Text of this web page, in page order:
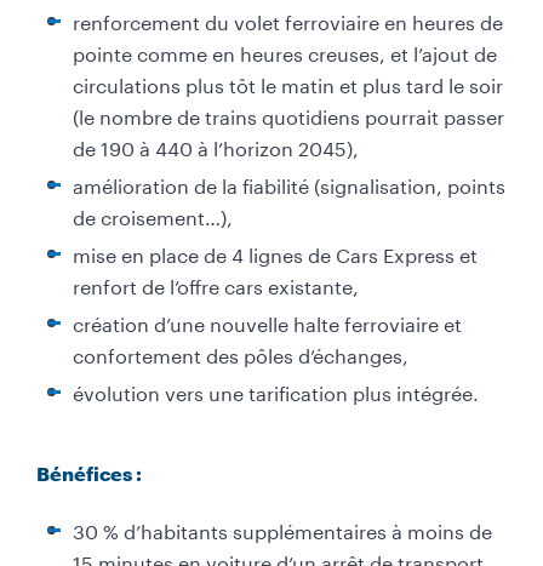
renforcement du volet ferroviaire en heures de
pointe comme en heures creuses, et l’ajout de
circulations plus tôt le matin et plus tard le soir
(le nombre de trains quotidiens pourrait passer
de 190 à 440 à l’horizon 2045),
amélioration de la fiabilité (signalisation, points
de croisement…),
mise en place de 4 lignes de Cars Express et
renfort de l’offre cars existante,
création d’une nouvelle halte ferroviaire et
confortement des pôles d’échanges,
évolution vers une tarification plus intégrée.
Bénéfices :
30 % d’habitants supplémentaires à moins de